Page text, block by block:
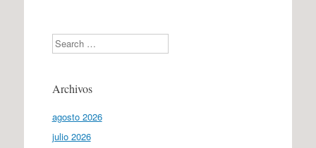
Search
Archivos
agosto 2026
julio 2026